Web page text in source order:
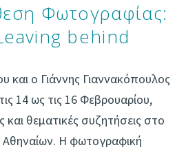
Φωτογραφίας:
behind
και ο Γιάννης Γιαννακόπουλος
14 ως τις 16 Φεβρουαρίου,
θεματικές συζητήσεις στο
Η φωτογραφική